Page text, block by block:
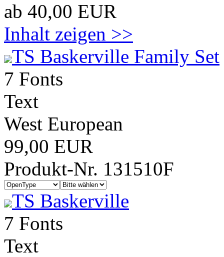
ab 40,00 EUR
Inhalt zeigen >>
TS Baskerville Family Set
7 Fonts
Text
West European
99,00 EUR
Produkt-Nr. 131510F
TS Baskerville
7 Fonts
Text